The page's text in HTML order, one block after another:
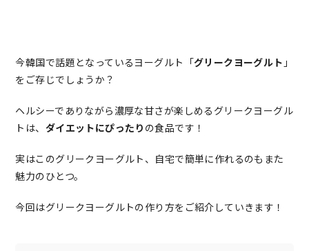
今韓国で話題となっているヨーグルト「グリークヨーグルト 」
をご存じでしょうか？
ヘルシーでありながら濃厚な甘さが楽しめるグリークヨーグル
トは、 ダイエットにぴったり の食品です！
実はこのグリークヨーグルト、自宅で簡単に作れるのもまた
魅力のひとつ。
今回はグリークヨーグルトの作り方をご紹介していきます！